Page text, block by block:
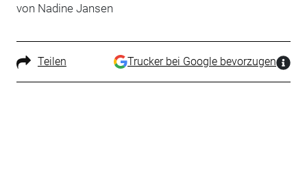
von Nadine Jansen
Teilen Trucker bei Google bevorzugen